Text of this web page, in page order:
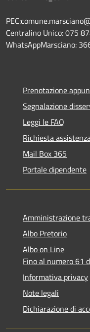
Centralino Unico: 075
WhatsAppMarsciano:
Prenotazione
Segnalazione
Leggi le FAQ
Richiesta
Mail Box 365
Portale dipendente
Amministrazione
Albo Pretorio
Albo on Line
Fino al numero 61
Informativa privacy
Note legali
Dichiarazione di